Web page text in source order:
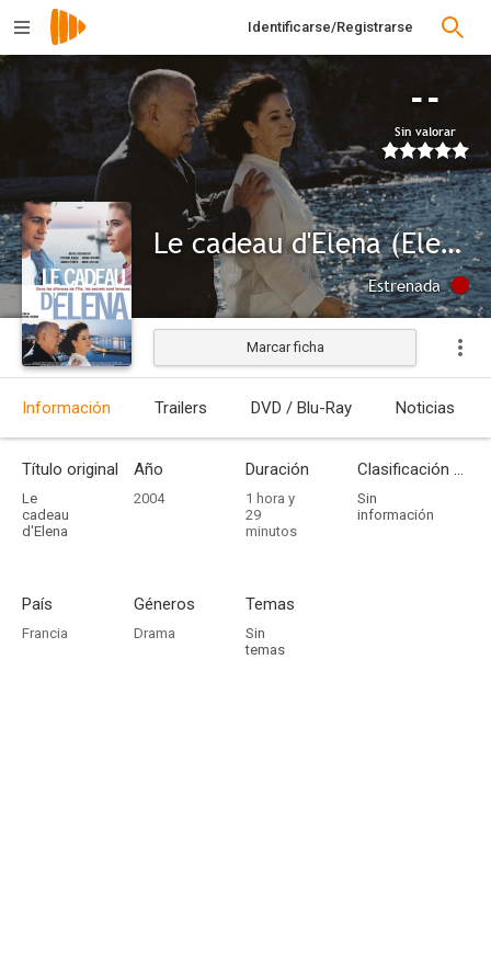
Identificarse/Registrarse
--
Sin valorar
Le cadeau d'Elena (Elena's Gift)
Estrenada
Marcar ficha
Información Trailers DVD / Blu-Ray Noticias
Título original
Le
cadeau
d'Elena
Año
2004
Duración
1 hora y
29
minutos
Clasificación por edades
Sin
información
País
Francia
Géneros
Drama
Temas
Sin
temas